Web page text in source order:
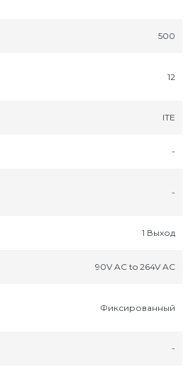
500
12
ITE
-
-
1 Выход
90V AC to 264V AC
Фиксированный
-
Подольск